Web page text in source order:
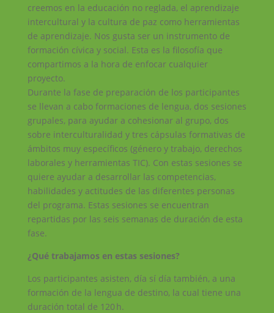
creemos en la educación no reglada, el aprendizaje
intercultural y la cultura de paz como herramientas
de aprendizaje. Nos gusta ser un instrumento de
formación cívica y social. Esta es la filosofía que
compartimos a la hora de enfocar cualquier
proyecto.
Durante la fase de preparación de los participantes
se llevan a cabo formaciones de lengua, dos sesiones
grupales, para ayudar a cohesionar al grupo, dos
sobre interculturalidad y tres cápsulas formativas de
ámbitos muy específicos (género y trabajo, derechos
laborales y herramientas TIC). Con estas sesiones se
quiere ayudar a desarrollar las competencias,
habilidades y actitudes de las diferentes personas
del programa. Estas sesiones se encuentran
repartidas por las seis semanas de duración de esta
fase.
¿Qué trabajamos en estas sesiones?
Los participantes asisten, día sí día también, a una
formación de la lengua de destino, la cual tiene una
duración total de 120 h.